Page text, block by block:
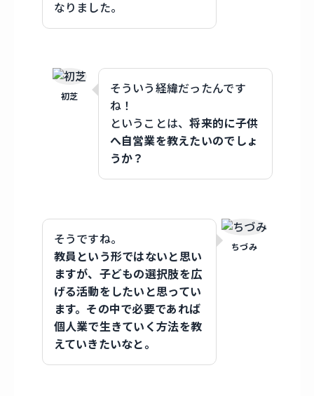
なりました。
初芝
そういう経緯だったんです
ね！
ということは、将来的に子供
へ自営業を教えたいのでしょ
うか？
ちづみ
そうですね。
教員という形ではないと思い
ますが、子どもの選択肢を広
げる活動をしたいと思ってい
ます。その中で必要であれば
個人業で生きていく方法を教
えていきたいなと。